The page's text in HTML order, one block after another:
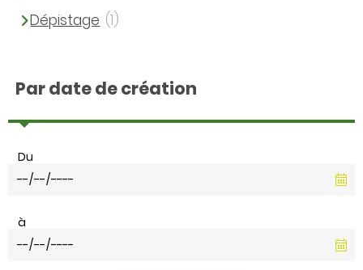
Dépistage (1)
Par date de création
Du
à